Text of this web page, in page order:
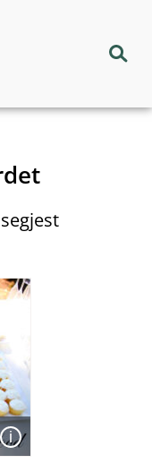
Søk